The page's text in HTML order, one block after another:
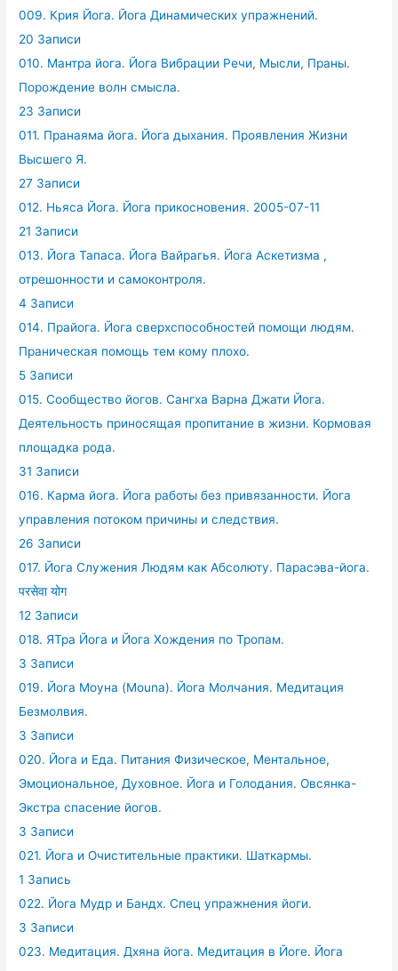
009. Крия Йога. Йога Динамических упражнений.
20 Записи
010. Мантра йога. Йога Вибрации Речи, Мысли, Праны.
Порождение волн смысла.
23 Записи
011. Пранаяма йога. Йога дыхания. Проявления Жизни
Высшего Я.
27 Записи
012. Ньяса Йога. Йога прикосновения. 2005-07-11
21 Записи
013. Йога Тапаса. Йога Вайрагья. Йога Аскетизма ,
отрешонности и самоконтроля.
4 Записи
014. Прайога. Йога сверхспособностей помощи людям.
Праническая помощь тем кому плохо.
5 Записи
015. Сообщество йогов. Сангха Варна Джати Йога.
Деятельность приносящая пропитание в жизни. Кормовая
площадка рода.
31 Записи
016. Карма йога. Йога работы без привязанности. Йога
управления потоком причины и следствия.
26 Записи
017. Йога Служения Людям как Абсолюту. Парасэва-йога.
परसेवा योग
12 Записи
018. ЯТра Йога и Йога Хождения по Тропам.
3 Записи
019. Йога Моуна (Mouna). Йога Молчания. Медитация
Безмолвия.
3 Записи
020. Йога и Еда. Питания Физическое, Ментальное,
Эмоциональное, Духовное. Йога и Голодания. Овсянка-
Экстра спасение йогов.
3 Записи
021. Йога и Очистительные практики. Шаткармы.
1 Запись
022. Йога Мудр и Бандх. Спец упражнения йоги.
3 Записи
023. Медитация. Дхяна йога. Медитация в Йоге. Йога